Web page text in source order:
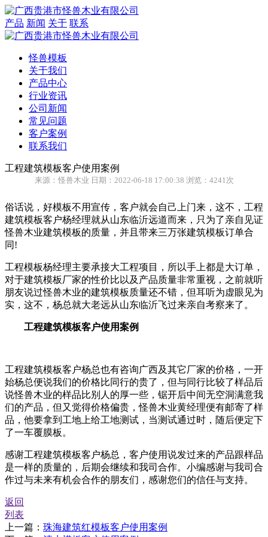
产品 新闻 关于 联系
怪兽模板
关于我们
产品中心
行业资讯
公司新闻
常见问题
客户案例
联系我们
工程建筑模板客户使用案例
来源：怪兽木业 日期：2022-06-18 17:00:38 浏览：4241次
俗话说，好模板不用宣传，客户就会自己上门来，这不，工程
建筑模板客户杨经理就从山东临沂远道而来，只为了亲自见证
怪兽木业建筑模板的质量，并且带来三万张建筑模板订单合
同!
工程模板杨经理主要承接大工程项目，所以手上都是大订单，
对于建筑模板厂家的性价比以及产品质量非常重视，之前就听
朋友说过怪兽木业的建筑模板质量还不错，但耳听为虚眼见为
实，这不，杨总就大老远从山东临沂飞过来亲自考察来了。
工程建筑模板客户使用案例
工程建筑模板客户杨总也有咨询广西及其它厂家的价格，一开
始杨总便说我们的价格比同行的贵了，但与同行比较了样品后
说怪兽木业的样品比别人的厚一些，锯开后中间无空洞满意我
们的产品，但又觉得价格偏贵，怪兽木业黄经理便有邮寄了样
品，他要拿到工地上给工地测试，当测试通过时，随后便定下
了一车覆膜板。
感谢工程建筑模板客户杨总，客户使用说发过来的产品跟样品
是一样的质量的，后期会继续和我司合作。小编感谢与我司合
作过与未来有机会合作的朋友们，感谢您们的信任与支持。
返回
列表
上一篇： 珠海建筑红模板客户使用案例